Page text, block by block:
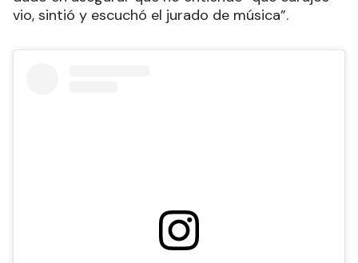
vio, sintió y escuchó el jurado de música”.